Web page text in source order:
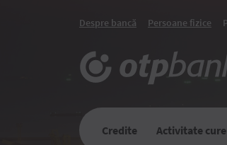
Despre bancă Persoane fizice
Credite Activitate